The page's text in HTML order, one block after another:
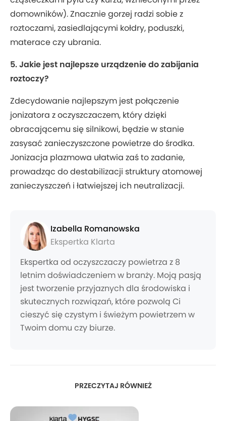
domowników). Znacznie gorzej radzi sobie z
roztoczami, zasiedlającymi kołdry, poduszki,
materace czy ubrania.
5. Jakie jest najlepsze urządzenie do zabijania
roztoczy?
Zdecydowanie najlepszym jest połączenie
jonizatora z oczyszczaczem, który dzięki
obracającemu się silnikowi, będzie w stanie
zasysać zanieczyszczone powietrze do środka.
Jonizacja plazmowa ułatwia zaś to zadanie,
prowadząc do destabilizacji struktury atomowej
zanieczyszczeń i łatwiejszej ich neutralizacji.
Izabella Romanowska
Ekspertka Klarta
Ekspertka od oczyszczaczy powietrza z 8
letnim doświadczeniem w branży. Moją pasją
jest tworzenie przyjaznych dla środowiska i
skutecznych rozwiązań, które pozwolą Ci
cieszyć się czystym i świeżym powietrzem w
Twoim domu czy biurze.
PRZECZYTAJ RÓWNIEŻ